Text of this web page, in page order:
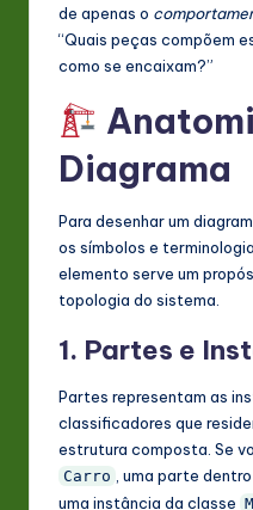
de apenas o
“Quais peças compõem
como se encaixam?”
Diagrama
Para desenhar um
os símbolos e
elemento serve um
topologia do sistema.
1. Partes e
Partes representam as
classificadores que
estrutura composta. Se
Carro
, uma parte
uma instância da classe